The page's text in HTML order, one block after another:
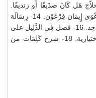
هَل كَانَ صدّيقًا أَو زنديقًا.
13- رِسَالَة فِي الرَّد على ابْن عَرَبِيّ فِي دَعْوَى إِيمَان فِرْعَوْن. 14- رِسَالَة
فِي التَّوْبَة. 15- فصل فِي أَن دين الْأَنْبِيَاء وَاحِد. 16- فصل فِي الدَّلِيل على
فضل الْعَرَب. 17- رِسَالَة فِي الصِّفَات الاختيارية. 18- شرح كَلِمَات من